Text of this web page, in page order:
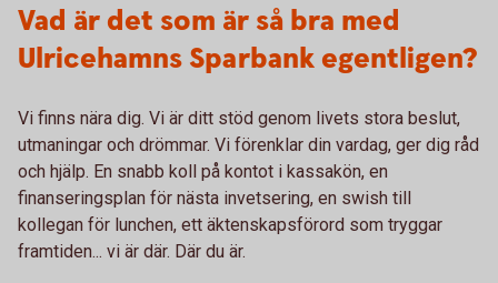
Vad är det som är så bra med
Ulricehamns Sparbank egentligen?
Vi finns nära dig. Vi är ditt stöd genom livets stora beslut,
utmaningar och drömmar. Vi förenklar din vardag, ger dig råd
och hjälp. En snabb koll på kontot i kassakön, en
finanseringsplan för nästa invetsering, en swish till
kollegan för lunchen, ett äktenskapsförord som tryggar
framtiden... vi är där. Där du är.